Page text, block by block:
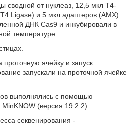
сводной от нуклеаз, 12,5 мкл Т4-
Ligase) и 5 мкл адаптеров (АМХ).
ДНК Cas9 и инкубировали в
температуре.
ячейку и запуск
запускали на проточной ячейке
выполнялись с помощью
(версия 19.2.2).
секвенирования -